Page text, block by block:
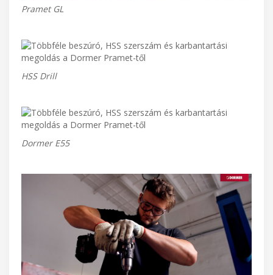
Pramet GL
HSS Drill
Dormer E55